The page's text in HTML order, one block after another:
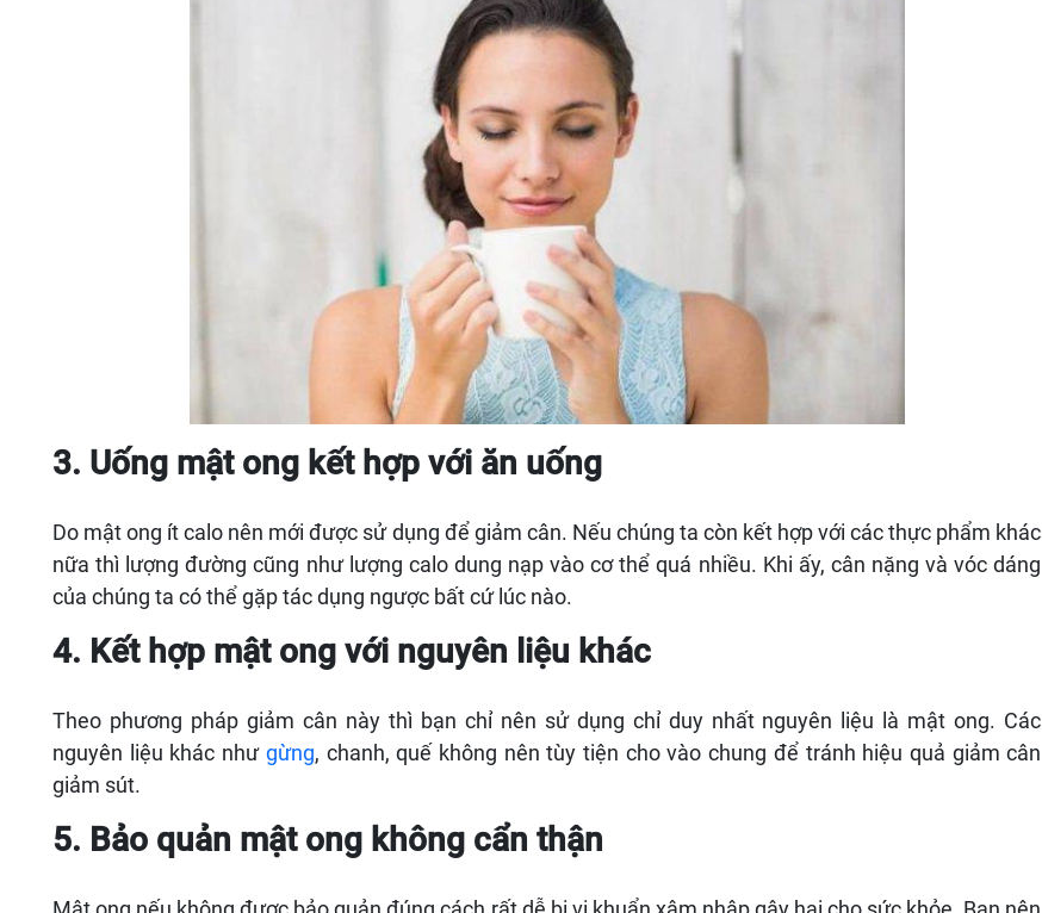
3. Uống mật ong kết hợp với ăn uống
Do mật ong ít calo nên mới được sử dụng để giảm cân. Nếu chúng ta còn kết hợp với các thực phẩm khác
nữa thì lượng đường cũng như lượng calo dung nạp vào cơ thể quá nhiều. Khi ấy, cân nặng và vóc dáng
của chúng ta có thể gặp tác dụng ngược bất cứ lúc nào.
4. Kết hợp mật ong với nguyên liệu khác
Theo phương pháp giảm cân này thì bạn chỉ nên sử dụng chỉ duy nhất nguyên liệu là mật ong. Các
nguyên liệu khác như gừng, chanh, quế không nên tùy tiện cho vào chung để tránh hiệu quả giảm cân
giảm sút.
5. Bảo quản mật ong không cẩn thận